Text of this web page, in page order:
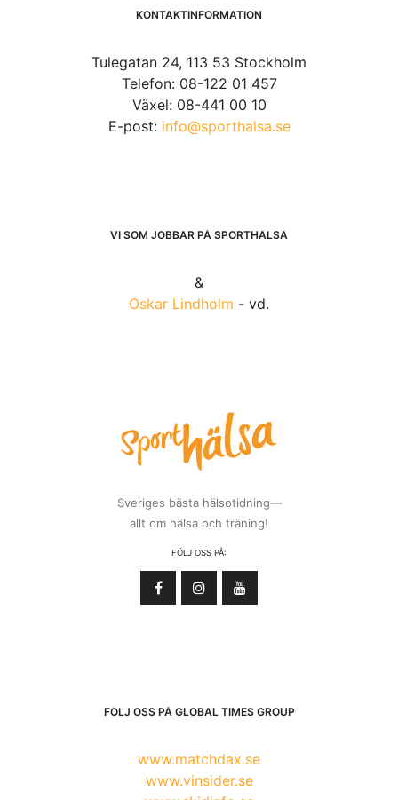
KONTAKTINFORMATION
Tulegatan 24, 113 53 Stockholm
Telefon: 08-122 01 457
Växel: 08-441 00 10
E-post: info@sporthalsa.se
VI SOM JOBBAR PÅ SPORTHÄLSA
&
Oskar Lindholm - vd.
Sveriges bästa hälsotidning—
allt om hälsa och träning!
FÖLJ OSS PÅ:
FÖLJ OSS PÅ GLOBAL TIMES GROUP
www.matchdax.se
www.vinsider.se